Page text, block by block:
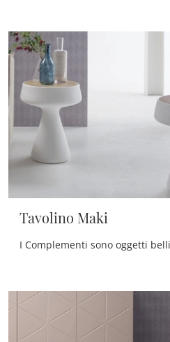
Tavolino Maki